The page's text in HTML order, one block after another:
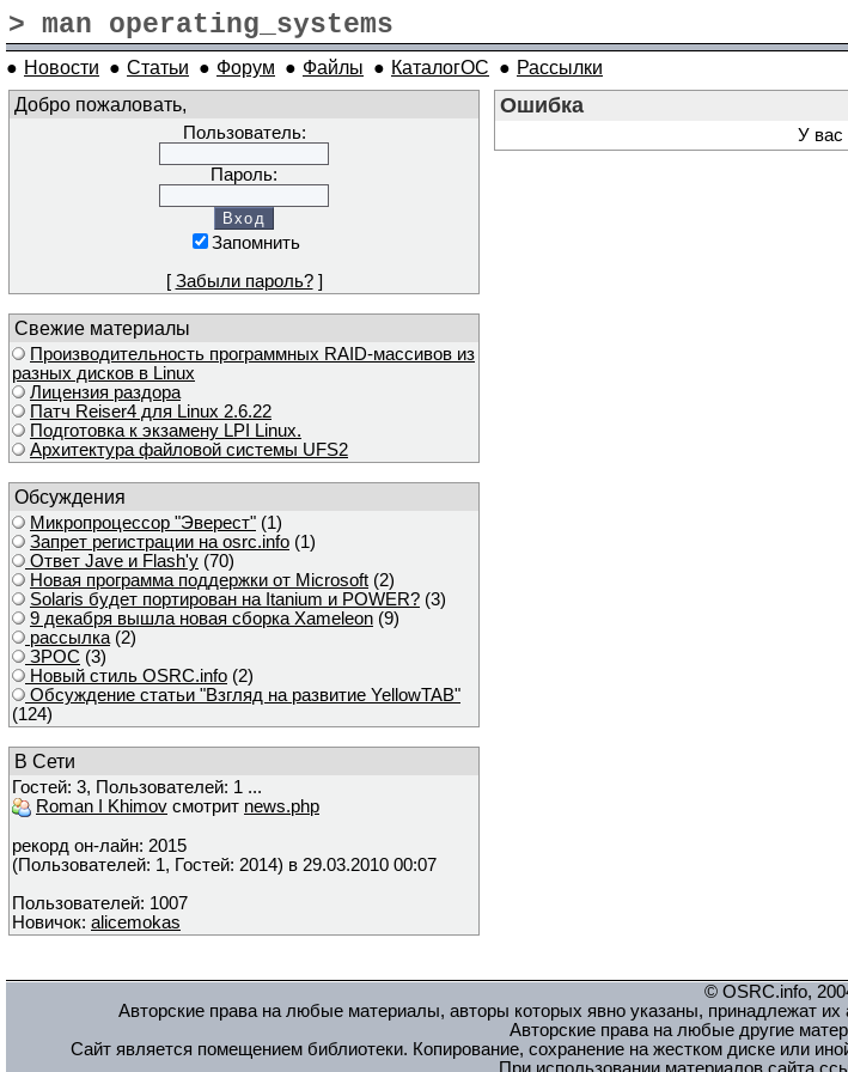
> man operating_systems
● Новости ● Статьи ● Форум ● Файлы ● КаталогОС ● Рассылки
Добро пожаловать,
Пользователь:
Пароль:
Запомнить
[ Забыли пароль?]
Свежие материалы
Производительность программных RAID-массивов из
разных дисков в Linux
Лицензия раздора
Патч Reiser4 для Linux 2.6.22
Подготовка к экзамену LPI Linux.
Архитектура файловой системы UFS2
Обсуждения
Микропроцессор "Эверест" (1)
Запрет регистрации на osrc.info (1)
Ответ Javе и Flash'у (70)
Новая программа поддержки от Microsoft (2)
Solaris будет портирован на Itanium и POWER? (3)
9 декабря вышла новая сборка Xameleon (9)
рассылка (2)
ЗРОС (3)
Новый стиль OSRC.info (2)
Обсуждение статьи "Взгляд на развитие YellowTAB"
(124)
В Сети
Гостей: 3, Пользователей: 1 ...
Roman I Khimov смотрит news.php
рекорд он-лайн: 2015
(Пользователей: 1, Гостей: 2014) в 29.03.2010 00:07
Пользователей: 1007
Новичок: alicemokas
Ошибка
У вас
© OSRC.info,
Авторские права на любые материалы, авторы которых явно указаны, принадлежат
Авторские права на любые другие
Сайт является помещением библиотеки. Копирование, сохранение на жестком диске или